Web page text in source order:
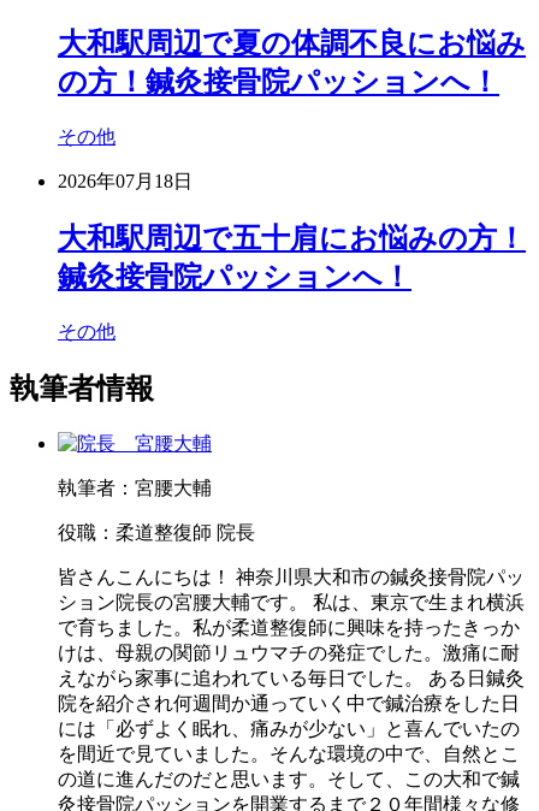
大和駅周辺で夏の体調不良にお悩み
の方！鍼灸接骨院パッションへ！
その他
2026年07月18日
大和駅周辺で五十肩にお悩みの方！
鍼灸接骨院パッションへ！
その他
執筆者情報
執筆者：宮腰大輔
役職：柔道整復師 院長
皆さんこんにちは！ 神奈川県大和市の鍼灸接骨院パッ
ション院長の宮腰大輔です。 私は、東京で生まれ横浜
で育ちました。私が柔道整復師に興味を持ったきっか
けは、母親の関節リュウマチの発症でした。激痛に耐
えながら家事に追われている毎日でした。 ある日鍼灸
院を紹介され何週間か通っていく中で鍼治療をした日
には「必ずよく眠れ、痛みが少ない」と喜んでいたの
を間近で見ていました。そんな環境の中で、自然とこ
の道に進んだのだと思います。そして、この大和で鍼
灸接骨院パッションを開業するまで２０年間様々な修